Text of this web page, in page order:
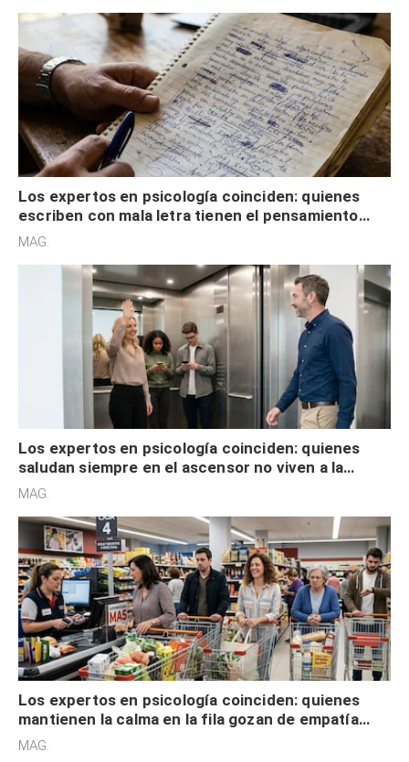
Los expertos en psicología coinciden: quienes
escriben con mala letra tienen el pensamiento
acelerado y no lo hacen por desinterés
MAG.
Los expertos en psicología coinciden: quienes
saludan siempre en el ascensor no viven a la
defensiva y tienen apertura social
MAG.
Los expertos en psicología coinciden: quienes
mantienen la calma en la fila gozan de empatía
cognitiva, gratitud y no solo tienen autocontrol
MAG.